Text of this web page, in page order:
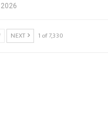
NEXT 1 of 7,330